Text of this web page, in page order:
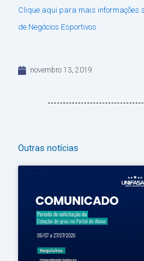
Clique aqui para mais informações
de Negócios Esportivos.
novembro 13, 2019
Outras notícias
PáginaPágina